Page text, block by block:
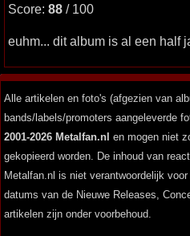
Score: 88 / 100
euhm... dit album is al een half
Alle artikelen en foto's (afgezien van
bands/labels/promoters aangeleverde
2001-2026 Metalfan.nl en mogen niet
gekopieerd worden. De inhoud van
Metalfan.nl is niet verantwoordelijk
datums van de Nieuwe Releases,
artikelen zijn onder voorbehoud.